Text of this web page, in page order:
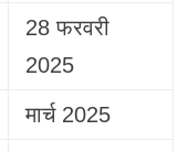
28 फरवरी
2025
मार्च 2025